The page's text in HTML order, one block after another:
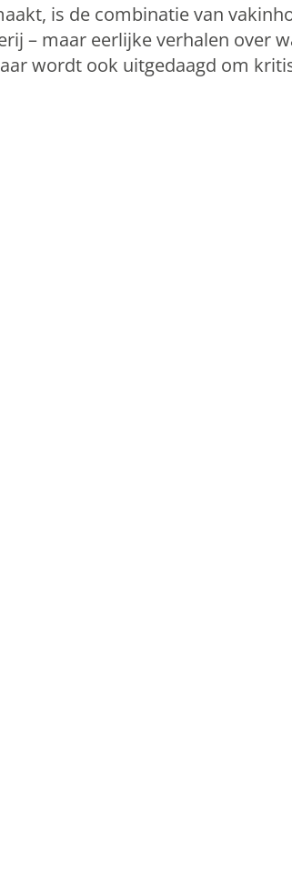
is de combinatie van
– maar eerlijke verhalen over
wordt ook uitgedaagd om